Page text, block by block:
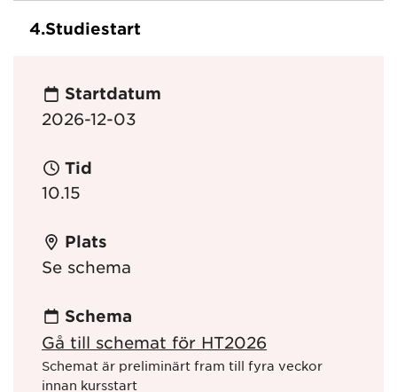
4.Studiestart
Startdatum
2026-12-03
Tid
10.15
Plats
Se schema
Schema
Gå till schemat för HT2026
Schemat är preliminärt fram till fyra veckor
innan kursstart